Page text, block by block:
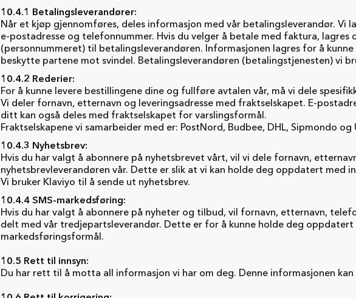
10.4.1 Betalingsleverandører:
Når et kjøp gjennomføres, deles informasjon med vår betalingsleverandør. Vi
e-postadresse og telefonnummer. Hvis du velger å betale med faktura, lagres
(personnummeret) til betalingsleverandøren. Informasjonen lagres for å
beskytte partene mot svindel. Betalingsleverandøren (betalingstjenesten) vi
10.4.2 Rederier:
For å kunne levere bestillingene dine og fullføre avtalen vår, må vi dele
Vi deler fornavn, etternavn og leveringsadresse med fraktselskapet. E-
ditt kan også deles med fraktselskapet for varslingsformål.
Fraktselskapene vi samarbeider med er: PostNord, Budbee, DHL, Sipmondo og
10.4.3 Nyhetsbrev:
Hvis du har valgt å abonnere på nyhetsbrevet vårt, vil vi dele fornavn,
nyhetsbrevleverandøren vår. Dette er slik at vi kan holde deg oppdatert med
Vi bruker Klaviyo til å sende ut nyhetsbrev.
10.4.4 SMS-markedsføring:
Hvis du har valgt å abonnere på nyheter og tilbud, vil fornavn, etternavn,
delt med vår tredjepartsleverandør. Dette er for å kunne holde deg
markedsføringsformål.
10.5 Rett til innsyn:
Du har rett til å motta all informasjon vi har om deg. Denne informasjonen